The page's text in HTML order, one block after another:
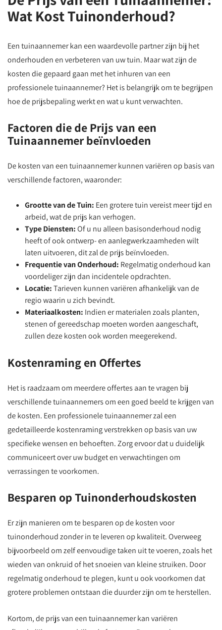
Wat Kost Tuinonderhoud?
Een tuinaannemer kan een waardevolle partner zijn bij het
onderhouden en verbeteren van uw tuin. Maar wat zijn de
kosten die gepaard gaan met het inhuren van een
professionele tuinaannemer? Het is belangrijk om te begrijpen
hoe de prijsbepaling werkt en wat u kunt verwachten.
Factoren die de Prijs van een
Tuinaannemer beïnvloeden
De kosten van een tuinaannemer kunnen variëren op basis van
verschillende factoren, waaronder:
Grootte van de Tuin: Een grotere tuin vereist meer tijd en
arbeid, wat de prijs kan verhogen.
Type Diensten:Of u nu alleen basisonderhoud nodig
heeft of ook ontwerp- en aanlegwerkzaamheden wilt
laten uitvoeren, dit zal de prijs beïnvloeden.
Frequentie van Onderhoud: Regelmatig onderhoud kan
voordeliger zijn dan incidentele opdrachten.
Locatie:Tarieven kunnen variëren afhankelijk van de
regio waarin u zich bevindt.
Materiaalkosten: Indien er materialen zoals planten,
stenen of gereedschap moeten worden aangeschaft,
zullen deze kosten ook worden meegerekend.
Kostenraming en Offertes
Het is raadzaam om meerdere offertes aan te vragen bij
verschillende tuinaannemers om een goed beeld te krijgen van
de kosten. Een professionele tuinaannemer zal een
gedetailleerde kostenraming verstrekken op basis van uw
specifieke wensen en behoeften. Zorg ervoor dat u duidelijk
communiceert over uw budget en verwachtingen om
verrassingen te voorkomen.
Besparen op Tuinonderhoudskosten
Er zijn manieren om te besparen op de kosten voor
tuinonderhoud zonder in te leveren op kwaliteit. Overweeg
bijvoorbeeld om zelf eenvoudige taken uit te voeren, zoals het
wieden van onkruid of het snoeien van kleine struiken. Door
regelmatig onderhoud te plegen, kunt u ook voorkomen dat
grotere problemen ontstaan die duurder zijn om te herstellen.
Kortom, de prijs van een tuinaannemer kan variëren